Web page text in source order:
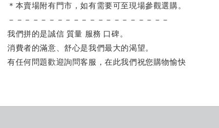
＊本賣場附有門市，如有需要可至現場參觀選購。
－－－－－－－－－－－－－－－－－－－－
我們拼的是誠信 質量 服務 口碑。
消費者的滿意、舒心是我們最大的渴望。
有任何問題歡迎詢問客服，在此我們祝您購物愉快